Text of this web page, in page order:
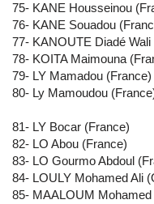
75- KANE Housseinou
76- KANE Souadou
77- KANOUTE Diadé Wali
78- KOITA Maimouna
79- LY Mamadou (France)
80- Ly Mamoudou
81- LY Bocar (France)
82- LO Abou (France)
83- LO Gourmo Abdoul
84- LOULY Mohamed Ali
85- MAALOUM